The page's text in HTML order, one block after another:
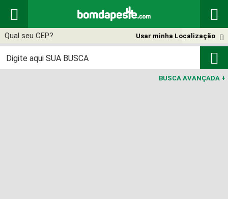
 

Usar minha Localização

BUSCA AVANÇADA +